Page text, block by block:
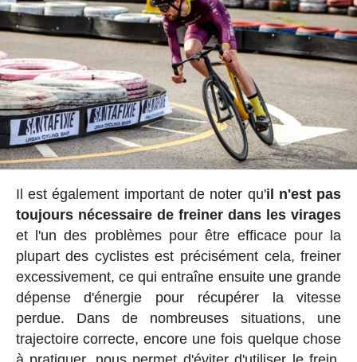
Il est également important de noter qu'il n'est pas
toujours nécessaire de freiner dans les virages
et l'un des problèmes pour être efficace pour la
plupart des cyclistes est précisément cela, freiner
excessivement, ce qui entraîne ensuite une grande
dépense d'énergie pour récupérer la vitesse
perdue. Dans de nombreuses situations, une
trajectoire correcte, encore une fois quelque chose